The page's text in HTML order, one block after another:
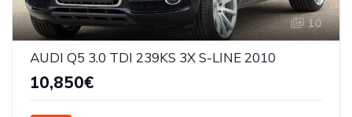
10
AUDI Q5 3.0 TDI 239KS 3X S-LINE 2010
10,850€